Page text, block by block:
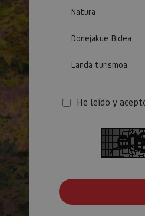
Natura
Donejakue Bidea
Landa turismoa
He leído y